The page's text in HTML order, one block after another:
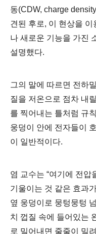
동(CDW, charge
견된 후로, 이 현상을 이
나 새로운 기능을 가진
설명했다.
그의 말에 따르면 전하
질을 저온으로 점차 내
를 찍어내는 틀처럼 규
웅덩이 안에 전자들이
이 일반적이다.
염 교수는 “여기에 전압
기울이는 것 같은 효과
옆 웅덩이로 뭉텅뭉텅
치 껍질 속에 들어있는
로 밀어내면 줄줄이 밀